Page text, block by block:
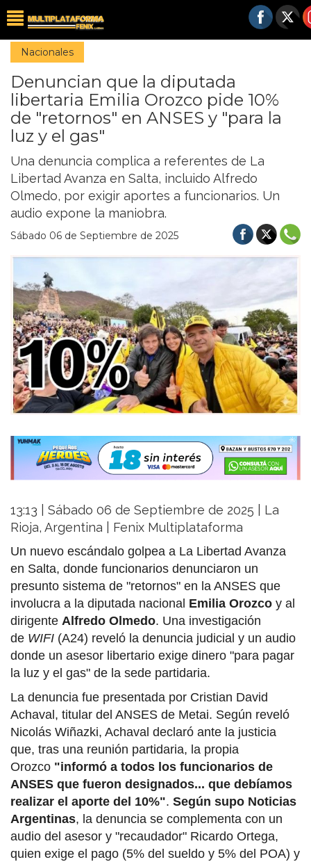
Nacionales
Denuncian que la diputada
libertaria Emilia Orozco pide 10%
de "retornos" en ANSES y "para la
luz y el gas"
Una denuncia complica a referentes de La
Libertad Avanza en Salta, incluido Alfredo
Olmedo, por exigir aportes a funcionarios. Un
audio expone la maniobra.
Sábado 06 de Septiembre de 2025
13:13 | Sábado 06 de Septiembre de 2025 | La
Rioja, Argentina | Fenix Multiplataforma
Un nuevo escándalo golpea a La Libertad Avanza
en Salta, donde funcionarios denunciaron un
presunto sistema de "retornos" en la ANSES que
involucra a la diputada nacional Emilia Orozco y al
dirigente Alfredo Olmedo. Una investigación
de WIFI (A24) reveló la denuncia judicial y un audio
donde un asesor libertario exige dinero "para pagar
la luz y el gas" de la sede partidaria.
La denuncia fue presentada por Cristian David
Achaval, titular del ANSES de Metai. Según reveló
Nicolás Wiñazki, Achaval declaró ante la justicia
que, tras una reunión partidaria, la propia
Orozco "informó a todos los funcionarios de
ANSES que fueron designados... que debíamos
realizar el aporte del 10%". Según supo Noticias
Argentinas, la denuncia se complementa con un
audio del asesor y "recaudador" Ricardo Ortega,
quien exige el pago (5% del sueldo y 5% del POA) y